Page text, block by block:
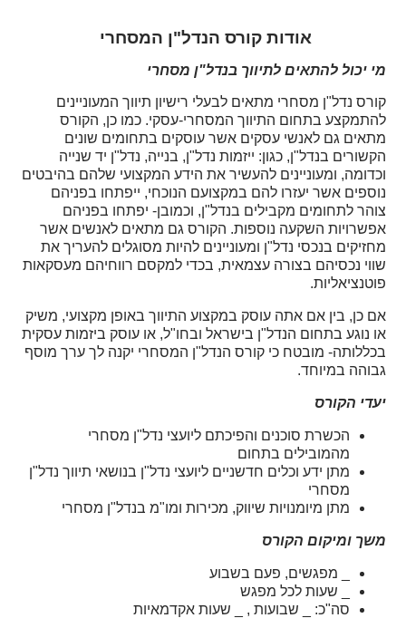
אודות קורס הנדל"ן המסחרי
מי יכול להתאים לתיווך בנדל"ן מסחרי
קורס נדל"ן מסחרי מתאים לבעלי רישיון תיווך המעוניינים
להתמקצע בתחום התיווך המסחרי-עסקי. כמו כן, הקורס
מתאים גם לאנשי עסקים אשר עוסקים בתחומים שונים
הקשורים בנדל"ן, כגון: ייזמות נדל"ן, בנייה, נדל"ן יד שנייה
וכדומה, ומעוניינים להעשיר את הידע המקצועי שלהם בהיבטים
נוספים אשר יעזרו להם במקצועם הנוכחי, ייפתחו בפניהם
צוהר לתחומים מקבילים בנדל"ן, וכמובן- יפתחו בפניהם
אפשרויות השקעה נוספות. הקורס גם מתאים לאנשים אשר
מחזיקים בנכסי נדל"ן ומעוניינים להיות מסוגלים להעריך את
שווי נכסיהם בצורה עצמאית, בכדי למקסם רווחיהם מעסקאות
פוטנציאליות.
אם כן, בין אם אתה עוסק במקצוע התיווך באופן מקצועי, משיק
או נוגע בתחום הנדל"ן בישראל ובחו"ל, או עוסק ביזמות עסקית
בכללותה- מובטח כי קורס הנדל"ן המסחרי יקנה לך ערך מוסף
גבוהה במיוחד.
יעדי הקורס
הכשרת סוכנים והפיכתם ליועצי נדל"ן מסחרי
מהמובילים בתחום
מתן ידע וכלים חדשניים ליועצי נדל"ן בנושאי תיווך נדל"ן
מסחרי
מתן מיומנויות שיווק, מכירות ומו"מ בנדל"ן מסחרי
משך ומיקום הקורס
_ מפגשים, פעם בשבוע
_ שעות לכל מפגש
סה"כ: _ שבועות ,
_ שעות אקדמאיות